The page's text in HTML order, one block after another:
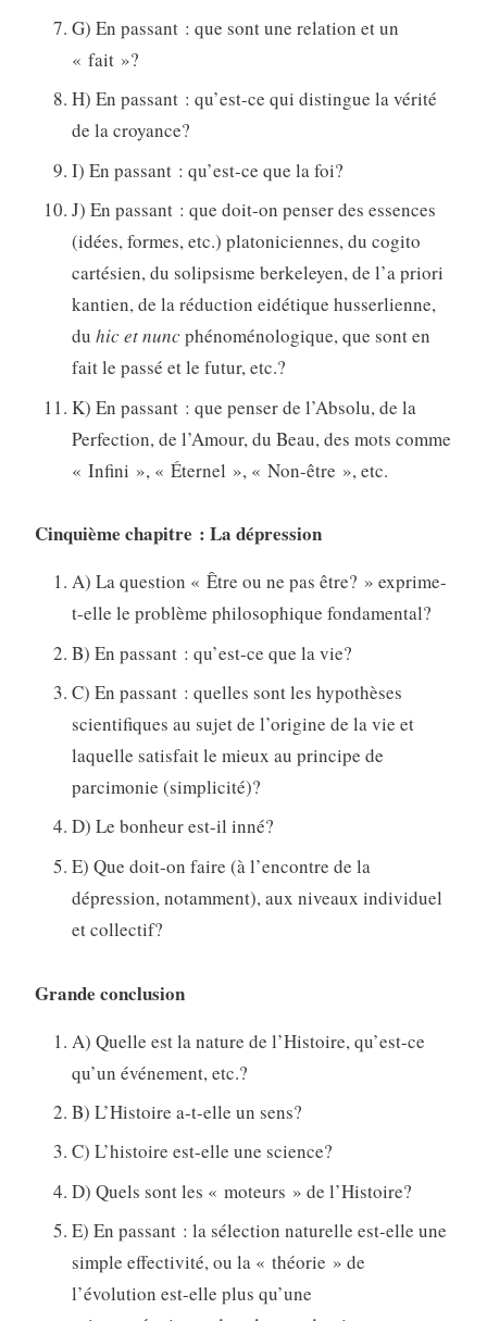
G) En passant : que sont une relation et un
« fait »?
H) En passant : qu’est-ce qui distingue la vérité
de la croyance?
I) En passant : qu’est-ce que la foi?
J) En passant : que doit-on penser des essences
(idées, formes, etc.) platoniciennes, du cogito
cartésien, du solipsisme berkeleyen, de l’a priori
kantien, de la réduction eidétique husserlienne,
du hic et nuncphénoménologique, que sont en
fait le passé et le futur, etc.?
K) En passant : que penser de l’Absolu, de la
Perfection, de l’Amour, du Beau, des mots comme
« Infini », « Éternel », « Non-être », etc.
Cinquième chapitre : La dépression
A) La question « Être ou ne pas être? » exprime-
t-elle le problème philosophique fondamental?
B) En passant : qu’est-ce que la vie?
C) En passant : quelles sont les hypothèses
scientifiques au sujet de l’origine de la vie et
laquelle satisfait le mieux au principe de
parcimonie (simplicité)?
D) Le bonheur est-il inné?
E) Que doit-on faire (à l’encontre de la
dépression, notamment), aux niveaux individuel
et collectif?
Grande conclusion
A) Quelle est la nature de l’Histoire, qu’est-ce
qu’un événement, etc.?
B) L’Histoire a-t-elle un sens?
C) L’histoire est-elle une science?
D) Quels sont les « moteurs » de l’Histoire?
E) En passant : la sélection naturelle est-elle une
simple effectivité, ou la « théorie » de
l’évolution est-elle plus qu’une